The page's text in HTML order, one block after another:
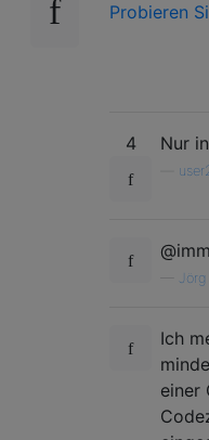
Probieren
4 Nur
Jörg
Ich
einer